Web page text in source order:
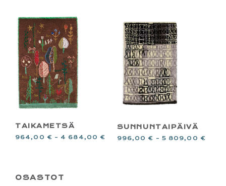
TAIKAMETSÄ
964,00 € – 4 684,00 €
SUNNUNTAIPÄIVÄ
996,00 € – 5 809,00 €
PRIMARY
OSASTOT